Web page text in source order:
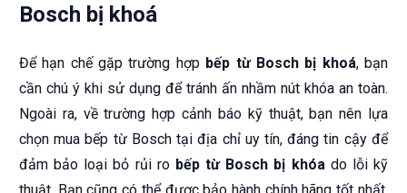
Bosch bị khoá
Để hạn chế gặp trường hợp bếp từ Bosch bị khoá, bạn
cần chú ý khi sử dụng để tránh ấn nhầm nút khóa an toàn.
Ngoài ra, về trường hợp cảnh báo kỹ thuật, bạn nên lựa
chọn mua bếp từ Bosch tại địa chỉ uy tín, đáng tin cậy để
đảm bảo loại bỏ rủi ro bếp từ Bosch bị khóado lỗi kỹ